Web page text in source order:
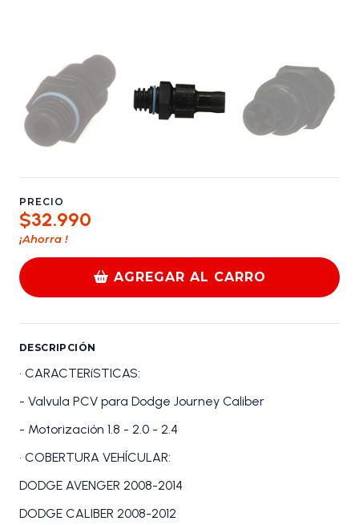
PRECIO
$32.990
¡Ahorra !
AGREGAR AL CARRO
DESCRIPCIÓN
• CARACTERíSTICAS:
- Valvula PCV para Dodge Journey Caliber
- Motorización 1.8 - 2.0 - 2.4
• COBERTURA VEHÍCULAR:
DODGE AVENGER 2008-2014
DODGE CALIBER 2008-2012